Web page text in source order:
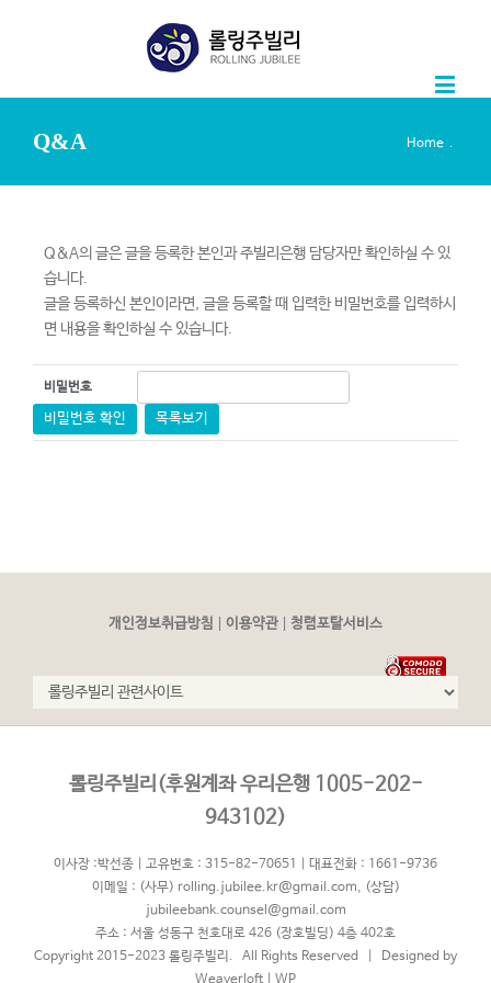
Q&A Home
Q&A의 글은 글을 등록한 본인과 주빌리은행 담당자만 확인하실 수 있
습니다.
글을 등록하신 본인이라면, 글을 등록할 때 입력한 비밀번호를 입력하시
면 내용을 확인하실 수 있습니다.
비밀번호
비밀번호 확인 목록보기
개인정보취급방침 이용약관 청렴포탈서비스
롤링주빌리(후원계좌 우리은행 1005-202-
943102)
이사장 :박선종 | 고유번호 : 315-82-70651 | 대표전화 : 1661-9736
이메일 : (사무) rolling.jubilee.kr@gmail.com, (상담)
jubileebank.counsel@gmail.com
주소 : 서울 성동구 천호대로 426 (장호빌딩) 4층 402호
Copyright 2015-2023 롤링주빌리. All Rights Reserved | Designed by